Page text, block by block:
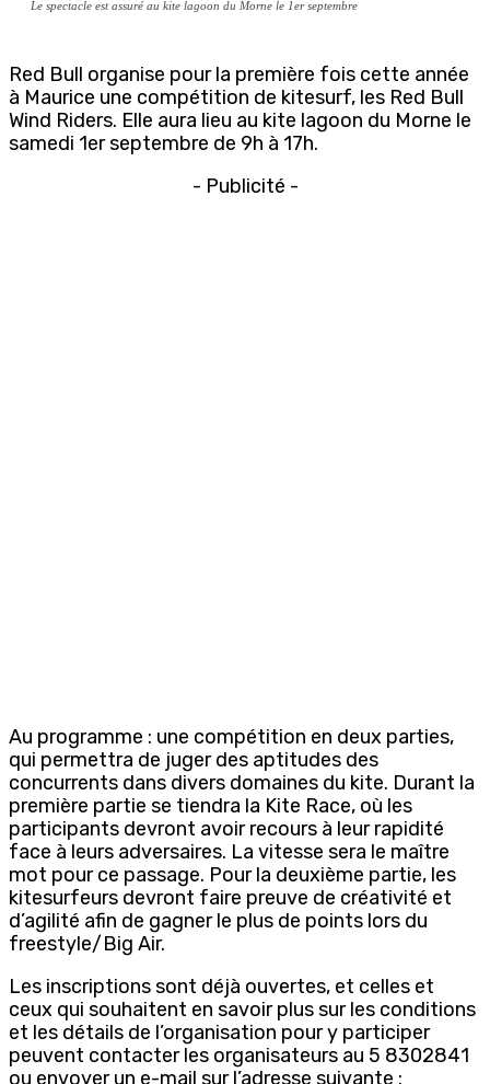
Le spectacle est assuré au kite lagoon du Morne le 1er septembre
Red Bull organise pour la première fois cette année
à Maurice une compétition de kitesurf, les Red Bull
Wind Riders. Elle aura lieu au kite lagoon du Morne le
samedi 1er septembre de 9h à 17h.
- Publicité -
Au programme : une compétition en deux parties,
qui permettra de juger des aptitudes des
concurrents dans divers domaines du kite. Durant la
première partie se tiendra la Kite Race, où les
participants devront avoir recours à leur rapidité
face à leurs adversaires. La vitesse sera le maître
mot pour ce passage. Pour la deuxième partie, les
kitesurfeurs devront faire preuve de créativité et
d’agilité afin de gagner le plus de points lors du
freestyle/Big Air.
Les inscriptions sont déjà ouvertes, et celles et
ceux qui souhaitent en savoir plus sur les conditions
et les détails de l’organisation pour y participer
peuvent contacter les organisateurs au 5 8302841
ou envoyer un e-mail sur l’adresse suivante :